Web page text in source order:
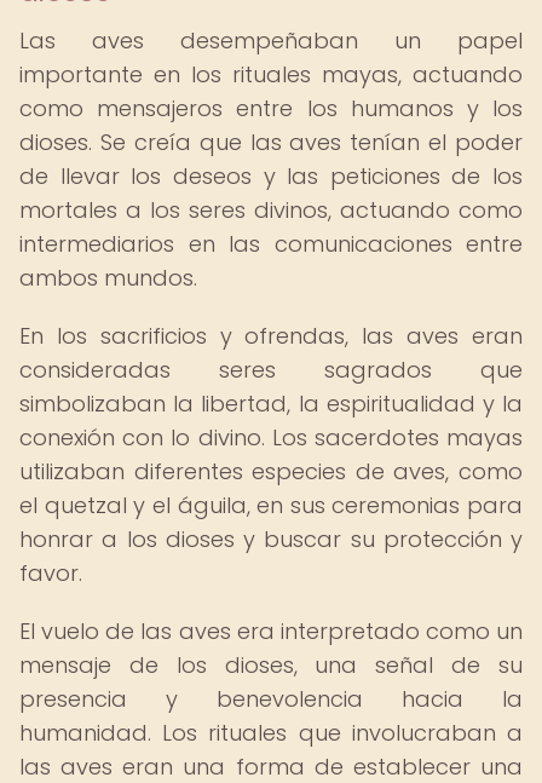
Las aves desempeñaban un papel
importante en los rituales mayas, actuando
como mensajeros entre los humanos y los
dioses. Se creía que las aves tenían el poder
de llevar los deseos y las peticiones de los
mortales a los seres divinos, actuando como
intermediarios en las comunicaciones entre
ambos mundos.
En los sacrificios y ofrendas, las aves eran
consideradas seres sagrados que
simbolizaban la libertad, la espiritualidad y la
conexión con lo divino. Los sacerdotes mayas
utilizaban diferentes especies de aves, como
el quetzal y el águila, en sus ceremonias para
honrar a los dioses y buscar su protección y
favor.
El vuelo de las aves era interpretado como un
mensaje de los dioses, una señal de su
presencia y benevolencia hacia la
humanidad. Los rituales que involucraban a
las aves eran una forma de establecer una